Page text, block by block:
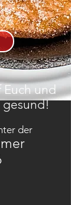
Euch und
gesund!
der